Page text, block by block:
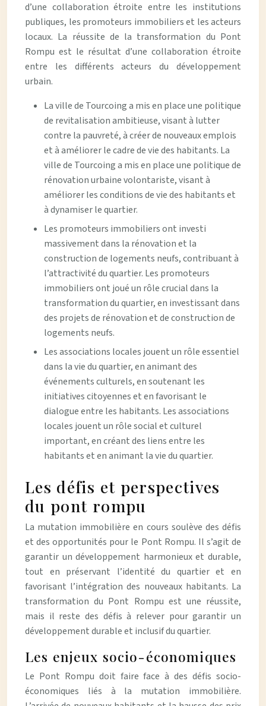
d’une collaboration étroite entre les institutions
publiques, les promoteurs immobiliers et les acteurs
locaux. La réussite de la transformation du Pont
Rompu est le résultat d’une collaboration étroite
entre les différents acteurs du développement
urbain.
La ville de Tourcoing a mis en place une politique
de revitalisation ambitieuse, visant à lutter
contre la pauvreté, à créer de nouveaux emplois
et à améliorer le cadre de vie des habitants. La
ville de Tourcoing a mis en place une politique de
rénovation urbaine volontariste, visant à
améliorer les conditions de vie des habitants et
à dynamiser le quartier.
Les promoteurs immobiliers ont investi
massivement dans la rénovation et la
construction de logements neufs, contribuant à
l’attractivité du quartier. Les promoteurs
immobiliers ont joué un rôle crucial dans la
transformation du quartier, en investissant dans
des projets de rénovation et de construction de
logements neufs.
Les associations locales jouent un rôle essentiel
dans la vie du quartier, en animant des
événements culturels, en soutenant les
initiatives citoyennes et en favorisant le
dialogue entre les habitants. Les associations
locales jouent un rôle social et culturel
important, en créant des liens entre les
habitants et en animant la vie du quartier.
Les défis et perspectives
du pont rompu
La mutation immobilière en cours soulève des défis
et des opportunités pour le Pont Rompu. Il s’agit de
garantir un développement harmonieux et durable,
tout en préservant l’identité du quartier et en
favorisant l’intégration des nouveaux habitants. La
transformation du Pont Rompu est une réussite,
mais il reste des défis à relever pour garantir un
développement durable et inclusif du quartier.
Les enjeux socio-économiques
Le Pont Rompu doit faire face à des défis socio-
économiques liés à la mutation immobilière.